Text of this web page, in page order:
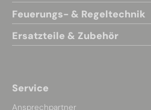
Feuerungs- & Regeltechnik
Ersatzteile & Zubehör
Service
Ansprechpartner